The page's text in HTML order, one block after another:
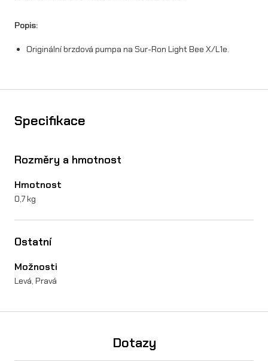
S
u
-
/
m
o
Popis:
Originální brzdová pumpa na Sur-Ron Light Bee X/L1e.
Specifikace
Rozměry a hmotnost
Hmotnost
0,7 kg
Ostatní
Možnosti
Levá, Pravá
Dotazy